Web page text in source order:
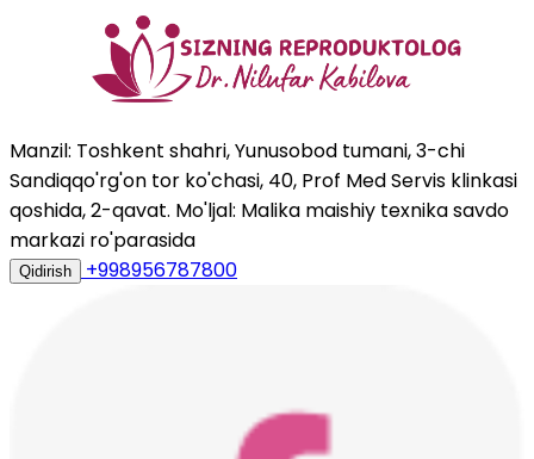
Manzil: Toshkent shahri, Yunusobod tumani, 3-chi
Sandiqqo'rg'on tor ko'chasi, 40, Prof Med Servis klinkasi
qoshida, 2-qavat. Mo'ljal: Malika maishiy texnika savdo
markazi ro'parasida
Qidirish +998956787800